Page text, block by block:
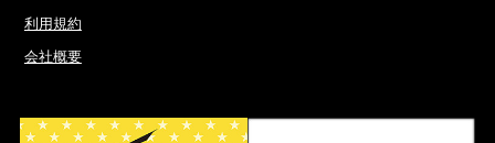
利用規約
会社概要